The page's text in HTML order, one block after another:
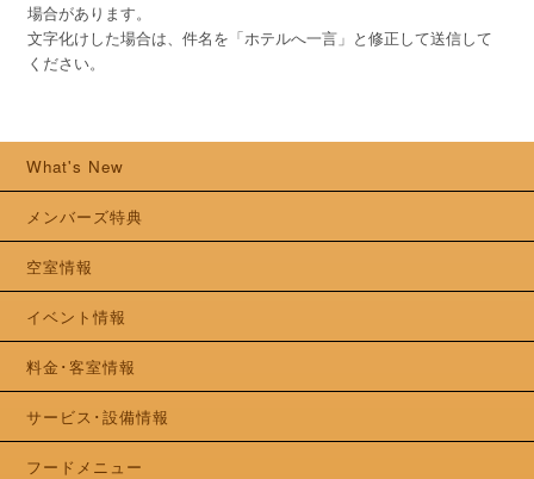
場合があります。
文字化けした場合は、件名を「ホテルへ一言」と修正して送信して
ください。
What's New
メンバーズ特典
空室情報
イベント情報
料金･客室情報
サービス･設備情報
フードメニュー